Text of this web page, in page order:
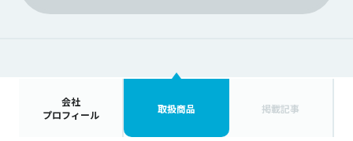
会社
プロフィール
取扱商品 掲載記事